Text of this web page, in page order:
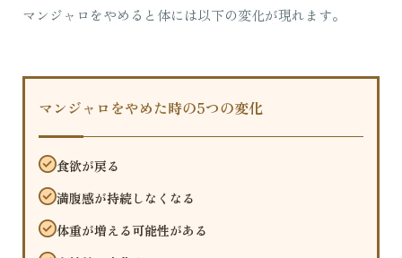
マンジャロをやめると体には以下の変化が現れます。
マンジャロをやめた時の5つの変化
食欲が戻る
満腹感が持続しなくなる
体重が増える可能性がある